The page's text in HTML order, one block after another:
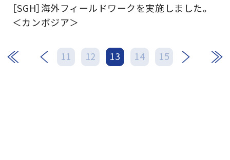
［SGH］海外フィールドワークを実施しました。
＜カンボジア＞
11 12 13 14 15
次 最後